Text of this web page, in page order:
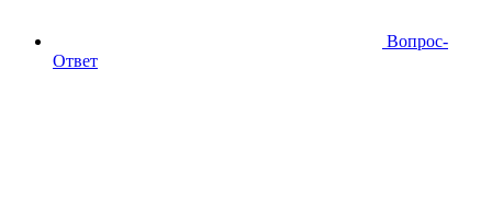
Вопрос-
Ответ